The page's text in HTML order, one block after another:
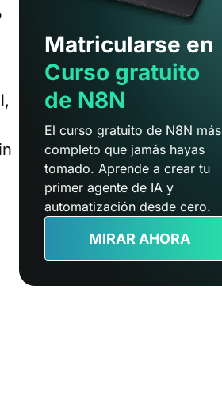
Matricularse en
Curso gratuito
de N8N
El curso gratuito de N8N más
completo que jamás hayas
tomado. Aprende a crear tu
primer agente de IA y
automatización desde cero.
MIRAR AHORA